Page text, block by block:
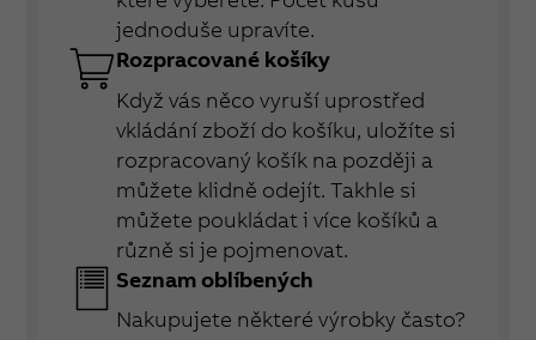
jednoduše upravíte.
Rozpracované košíky
Když vás něco vyruší uprostřed
vkládání zboží do košíku, uložíte si
rozpracovaný košík na později a
můžete klidně odejít. Takhle si
můžete poukládat i více košíků a
různě si je pojmenovat.
Seznam oblíbených
Nakupujete některé výrobky často?